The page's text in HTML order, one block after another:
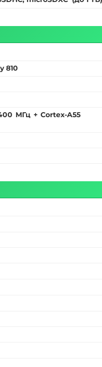
810
МГц + Cortex-A55